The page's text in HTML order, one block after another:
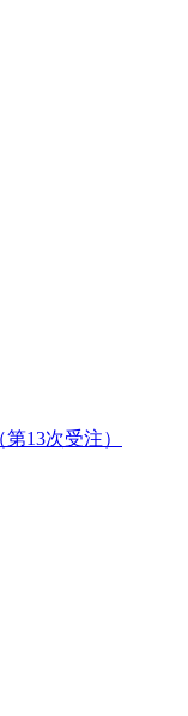
13次受注）